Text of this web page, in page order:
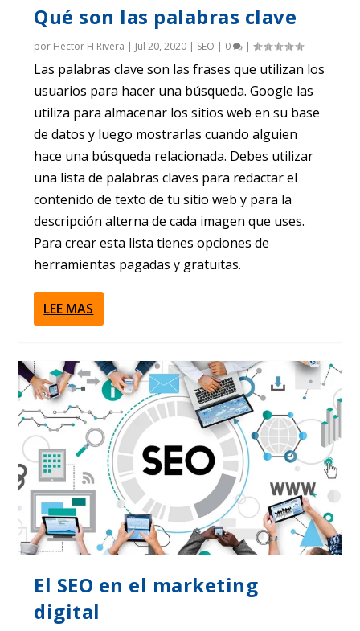
Qué son las palabras clave
por Hector H Rivera | Jul 20, 2020 | SEO | 0 |
Las palabras clave son las frases que utilizan los
usuarios para hacer una búsqueda. Google las
utiliza para almacenar los sitios web en su base
de datos y luego mostrarlas cuando alguien
hace una búsqueda relacionada. Debes utilizar
una lista de palabras claves para redactar el
contenido de texto de tu sitio web y para la
descripción alterna de cada imagen que uses.
Para crear esta lista tienes opciones de
herramientas pagadas y gratuitas.
LEE MAS
El SEO en el marketing
digital